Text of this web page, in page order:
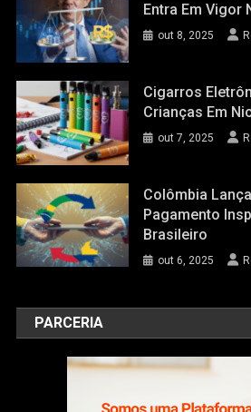
Entra Em Vigor
out 8, 2025
Cigarros
Crianças Em
out 7, 2025
Colômbia
Pagamento
Brasileiro
out 6, 2025
PARCERIA